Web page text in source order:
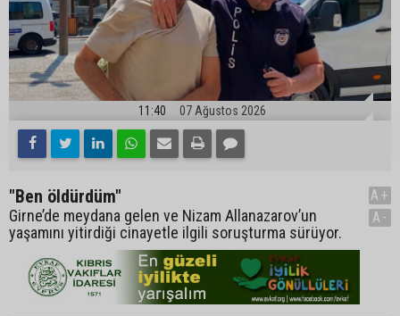
11:40 07 Ağustos 2026
"Ben öldürdüm"
Girne’de meydana gelen ve Nizam Allanazarov’un
yaşamını yitirdiği cinayetle ilgili soruşturma sürüyor.
A+
A-